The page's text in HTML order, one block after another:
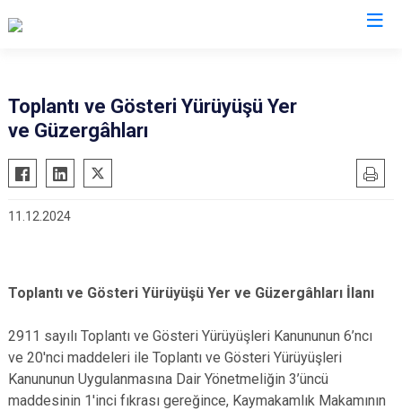
Akyurt
Altındağ
Bala
Çubuk
Elmadağ
Etimesgut
Polatlı
Şereflikoçhisar
Sincan
Toplantı ve Gösteri Yürüyüşü Yer
ve Güzergâhları
11.12.2024
Toplantı ve Gösteri Yürüyüşü Yer ve Güzergâhları İlanı
2911 sayılı Toplantı ve Gösteri Yürüyüşleri Kanununun 6’ncı
ve 20'nci maddeleri ile Toplantı ve Gösteri Yürüyüşleri
Kanununun Uygulanmasına Dair Yönetmeliğin 3’üncü
maddesinin 1'inci fıkrası gereğince, Kaymakamlık Makamının